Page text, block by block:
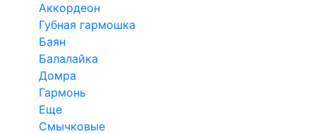
Аккордеон
Губная гармошка
Баян
Балалайка
Домра
Гармонь
Еще
Смычковые